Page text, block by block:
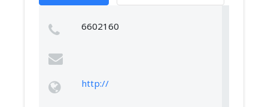
6602160
http://